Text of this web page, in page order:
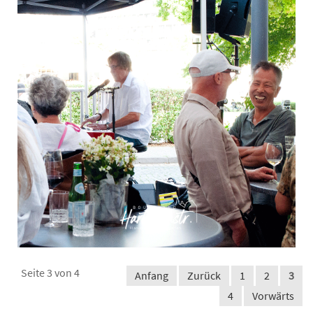
Seite 3 von 4 Anfang Zurück 1 2
3
4
Vorwärts